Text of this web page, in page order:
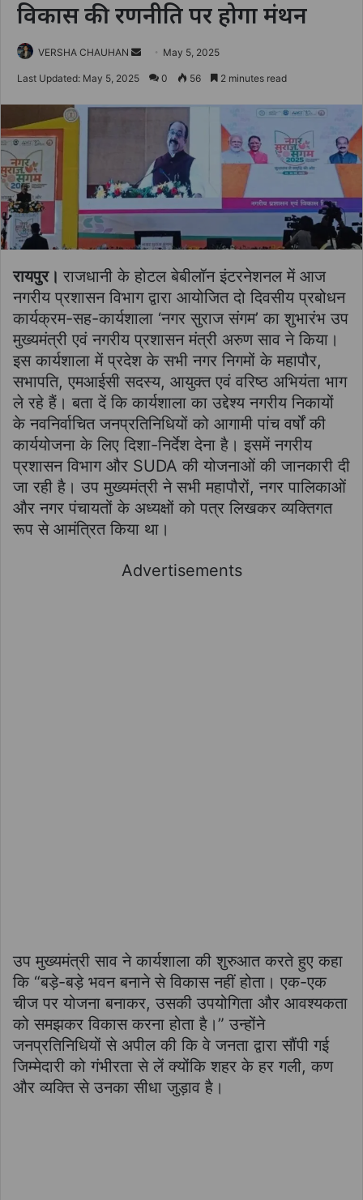
विकास की रणनीति पर होगा मंथन
VERSHA CHAUHAN
Send
an
May 5, 2025
Last Updated: May 5, 2025 0 56 2 minutes read
रायपुर।राजधानी के होटल बेबीलॉन इंटरनेशनल में आज
नगरीय प्रशासन विभाग द्वारा आयोजित दो दिवसीय प्रबोधन
कार्यक्रम-सह-कार्यशाला ‘नगर सुराज संगम’ का शुभारंभ उप
मुख्यमंत्री एवं नगरीय प्रशासन मंत्री अरुण साव ने किया।
इस कार्यशाला में प्रदेश के सभी नगर निगमों के महापौर,
सभापति, एमआईसी सदस्य, आयुक्त एवं वरिष्ठ अभियंता भाग
ले रहे हैं। बता दें कि कार्यशाला का उद्देश्य नगरीय निकायों
के नवनिर्वाचित जनप्रतिनिधियों को आगामी पांच वर्षों की
कार्ययोजना के लिए दिशा-निर्देश देना है। इसमें नगरीय
प्रशासन विभाग और SUDA की योजनाओं की जानकारी दी
जा रही है। उप मुख्यमंत्री ने सभी महापौरों, नगर पालिकाओं
और नगर पंचायतों के अध्यक्षों को पत्र लिखकर व्यक्तिगत
रूप से आमंत्रित किया था।
Advertisements
उप मुख्यमंत्री साव ने कार्यशाला की शुरुआत करते हुए कहा
कि “बड़े-बड़े भवन बनाने से विकास नहीं होता। एक-एक
चीज पर योजना बनाकर, उसकी उपयोगिता और आवश्यकता
को समझकर विकास करना होता है।” उन्होंने
जनप्रतिनिधियों से अपील की कि वे जनता द्वारा सौंपी गई
जिम्मेदारी को गंभीरता से लें क्योंकि शहर के हर गली, कण
और व्यक्ति से उनका सीधा जुड़ाव है।